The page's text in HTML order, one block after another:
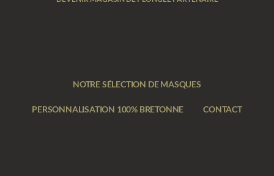
NOTRE SÉLECTION DE MASQUES
PERSONNALISATION 100% BRETONNE CONTACT